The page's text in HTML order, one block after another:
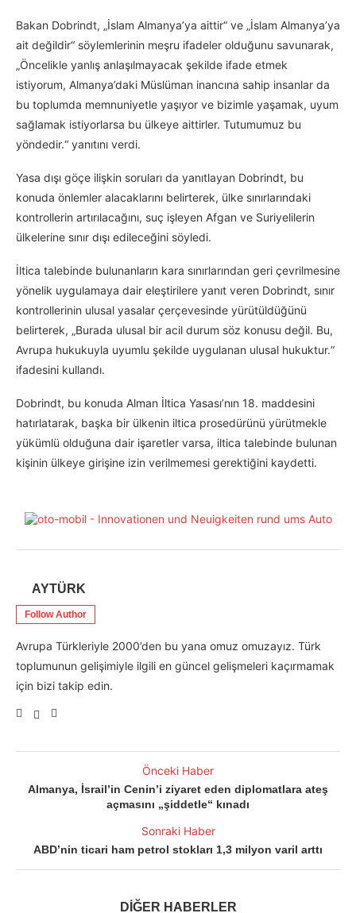
Bakan Dobrindt, „İslam Almanya’ya aittir“ ve „İslam Almanya’ya
ait değildir“ söylemlerinin meşru ifadeler olduğunu savunarak,
„Öncelikle yanlış anlaşılmayacak şekilde ifade etmek
istiyorum, Almanya’daki Müslüman inancına sahip insanlar da
bu toplumda memnuniyetle yaşıyor ve bizimle yaşamak, uyum
sağlamak istiyorlarsa bu ülkeye aittirler. Tutumumuz bu
yöndedir.“ yanıtını verdi.
Yasa dışı göçe ilişkin soruları da yanıtlayan Dobrindt, bu
konuda önlemler alacaklarını belirterek, ülke sınırlarındaki
kontrollerin artırılacağını, suç işleyen Afgan ve Suriyelilerin
ülkelerine sınır dışı edileceğini söyledi.
İltica talebinde bulunanların kara sınırlarından geri çevrilmesine
yönelik uygulamaya dair eleştirilere yanıt veren Dobrindt, sınır
kontrollerinin ulusal yasalar çerçevesinde yürütüldüğünü
belirterek, „Burada ulusal bir acil durum söz konusu değil. Bu,
Avrupa hukukuyla uyumlu şekilde uygulanan ulusal hukuktur.“
ifadesini kullandı.
Dobrindt, bu konuda Alman İltica Yasası’nın 18. maddesini
hatırlatarak, başka bir ülkenin iltica prosedürünü yürütmekle
yükümlü olduğuna dair işaretler varsa, iltica talebinde bulunan
kişinin ülkeye girişine izin verilmemesi gerektiğini kaydetti.
AYTÜRK
Follow Author
Avrupa Türkleriyle 2000’den bu yana omuz omuzayız. Türk
toplumunun gelişimiyle ilgili en güncel gelişmeleri kaçırmamak
için bizi takip edin.
Önceki Haber
Almanya, İsrail’in Cenin’i ziyaret eden diplomatlara ateş
açmasını „şiddetle“ kınadı
Sonraki Haber
ABD’nin ticari ham petrol stokları 1,3 milyon varil arttı
DİĞER HABERLER